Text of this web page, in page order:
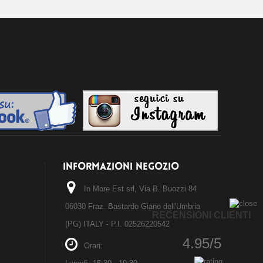
INFORMAZIONI NEGOZIO
In More Est srl, Via B. Buozzi 84
06030 Fraz. Bastardo Giano dell'Umbria
(PG) ITALY - P.I. 02526220542
Orari:
RECENSIONI CLIENTI
4.95/5